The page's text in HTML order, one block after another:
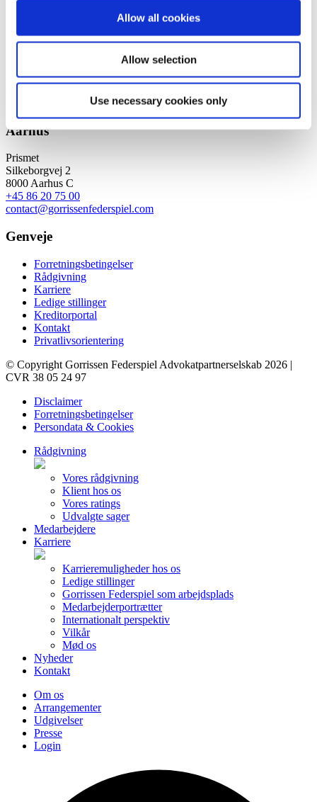
Allow all cookies
Allow selection
Use necessary cookies only
Axel Towers
+45 33 41 41 41
contact@gorrissenfederspiel.com
Aarhus
Prismet
Silkeborgvej 2
8000 Aarhus C
+45 86 20 75 00
contact@gorrissenfederspiel.com
Genveje
Forretningsbetingelser
Rådgivning
Karriere
Ledige stillinger
Kreditorportal
Kontakt
Privatlivsorientering
© Copyright Gorrissen Federspiel Advokatpartnerselskab 2026 |
CVR 38 05 24 97
Disclaimer
Forretningsbetingelser
Persondata & Cookies
Rådgivning
Vores rådgivning
Klient hos os
Vores ratings
Udvalgte sager
Medarbejdere
Karriere
Karrieremuligheder hos os
Ledige stillinger
Gorrissen Federspiel som arbejdsplads
Medarbejderportrætter
Internationalt perspektiv
Vilkår
Mød os
Nyheder
Kontakt
Om os
Arrangementer
Udgivelser
Presse
Login